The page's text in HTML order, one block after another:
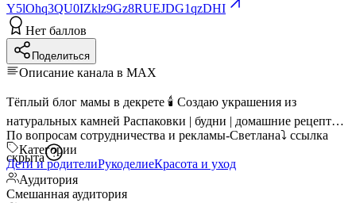
Y5lOhq3QU0IZklz9Gz8RUEJDG1qzDHI
Нет баллов
Поделиться
Описание канала в MAX
Тёплый блог мамы в декрете 🕯️ Создаю украшения из
натуральных камней Распаковки | будни | домашние рецепты
По вопросам сотрудничества и рекламы-Светлана⤵️ ссылка
скрыта
Категории
Дети и родителиРукоделиеКрасота и уход
Аудитория
Смешанная аудитория